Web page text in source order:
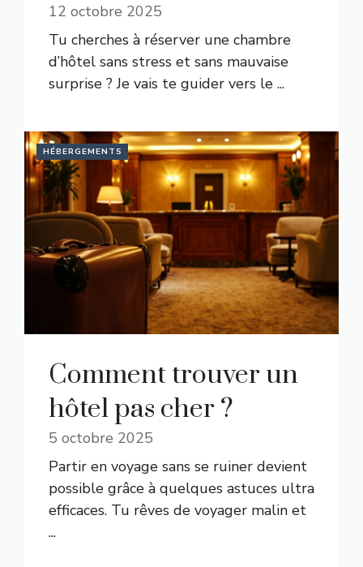
12 octobre 2025
Tu cherches à réserver une chambre
d’hôtel sans stress et sans mauvaise
surprise ? Je vais te guider vers le ...
HÉBERGEMENTS
Comment trouver un
hôtel pas cher ?
5 octobre 2025
Partir en voyage sans se ruiner devient
possible grâce à quelques astuces ultra
efficaces. Tu rêves de voyager malin et
...